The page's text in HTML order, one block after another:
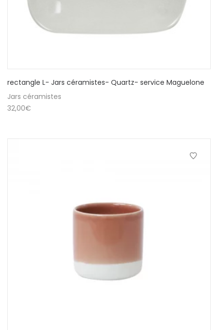
rectangle L- Jars céramistes- Quartz- service Maguelone
Jars céramistes
32,00€